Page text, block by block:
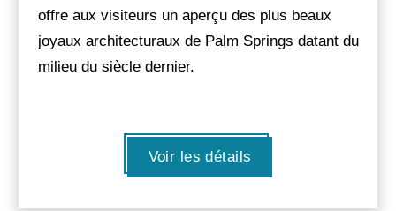
offre aux visiteurs un aperçu des plus beaux
joyaux architecturaux de Palm Springs datant du
milieu du siècle dernier.
Voir les détails